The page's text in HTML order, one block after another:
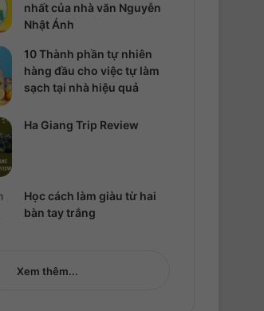
nhất của nhà văn Nguyễn
Nhật Ánh
10 Thành phần tự nhiên
hàng đầu cho việc tự làm
sạch tại nhà hiệu quả
Ha Giang Trip Review
Học cách làm giàu từ hai
bàn tay trắng
Xem thêm...